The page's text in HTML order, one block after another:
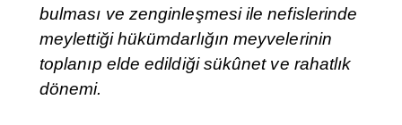
bulması ve zenginleşmesi ile nefislerinde
meylettiği hükümdarlığın meyvelerinin
toplanıp elde edildiği sükûnet ve rahatlık
dönemi.